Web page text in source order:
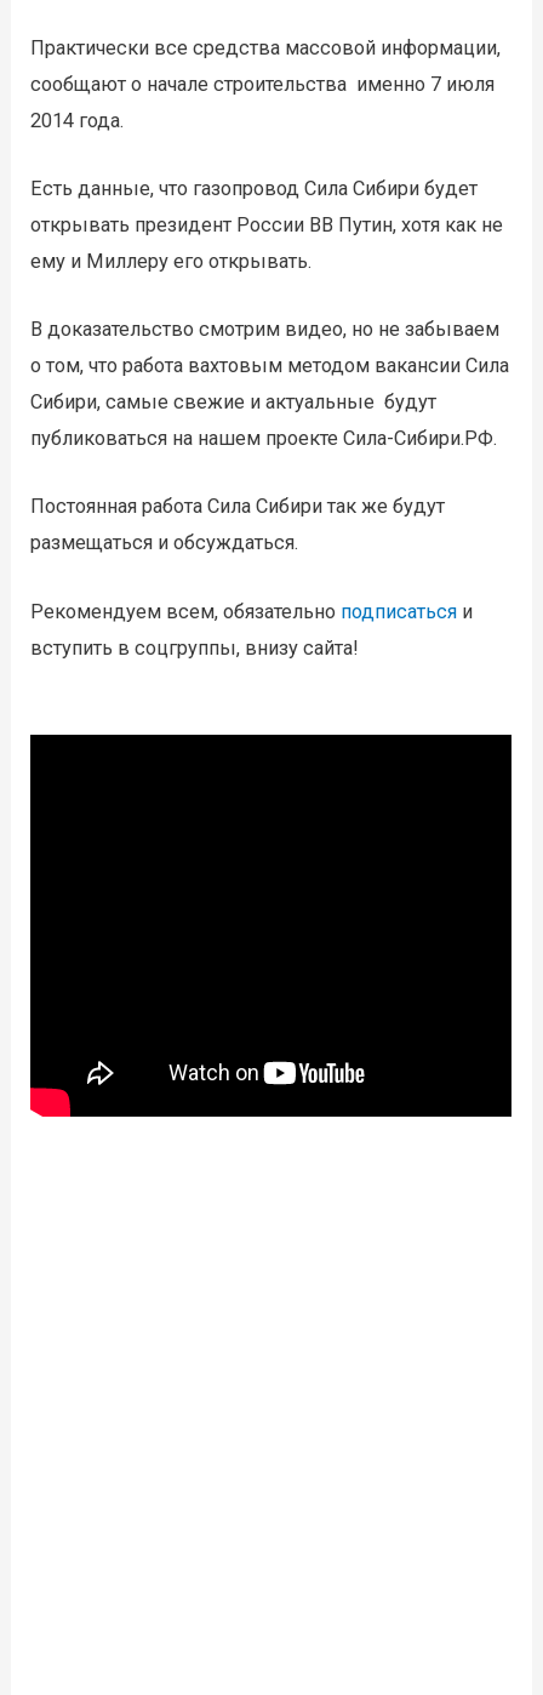
Практически все средства массовой информации,
сообщают о начале строительства именно 7 июля
2014 года.
Есть данные, что газопровод Сила Сибири будет
открывать президент России ВВ Путин, хотя как не
ему и Миллеру его открывать.
В доказательство смотрим видео, но не забываем
о том, что работа вахтовым методом вакансии Сила
Сибири, самые свежие и актуальные будут
публиковаться на нашем проекте Сила-Сибири.РФ.
Постоянная работа Сила Сибири так же будут
размещаться и обсуждаться.
Рекомендуем всем, обязательно подписаться и
вступить в соцгруппы, внизу сайта!